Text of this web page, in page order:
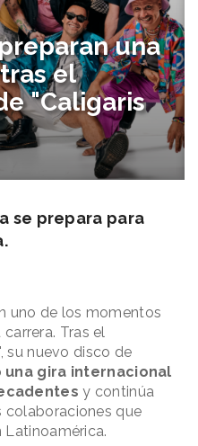
una
el
"Caligaris
se prepara para
uno de los momentos
Tras el
su nuevo disco de
gira internacional
y continúa
colaboraciones que